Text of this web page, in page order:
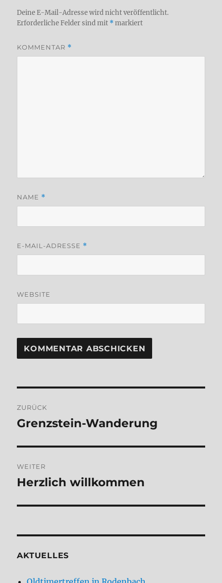
Deine E-Mail-Adresse wird nicht veröffentlicht.
Erforderliche Felder sind mit *markiert
KOMMENTAR *
NAME *
E-MAIL-ADRESSE *
WEBSITE
ZURÜCK
Vorheriger
Grenzstein-Wanderung
WEITER
Nächster
Herzlich willkommen
AKTUELLES